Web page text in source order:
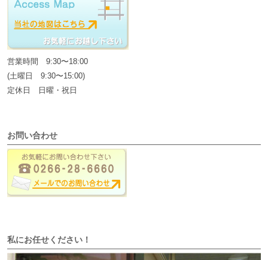
営業時間 9:30〜18:00
(土曜日 9:30〜15:00)
定休日 日曜・祝日
お問い合わせ
私にお任せください！